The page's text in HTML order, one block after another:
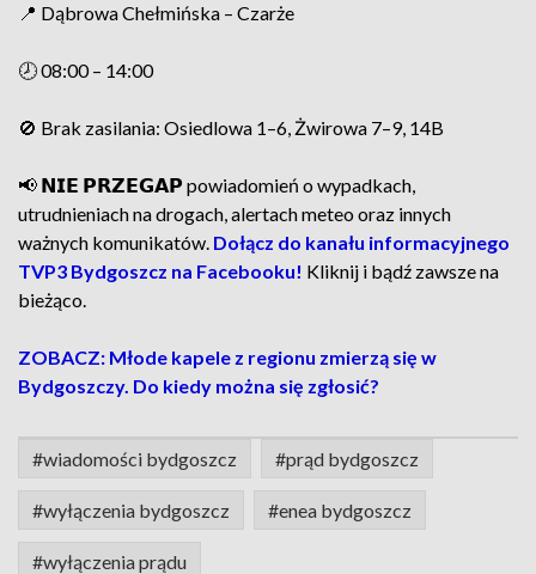
📍 Dąbrowa Chełmińska – Czarże
🕗 08:00 – 14:00
🚫 Brak zasilania: Osiedlowa 1–6, Żwirowa 7–9, 14B
📢 𝗡𝗜𝗘 𝗣𝗥𝗭𝗘𝗚𝗔𝗣 powiadomień o wypadkach,
utrudnieniach na drogach, alertach meteo oraz innych
ważnych komunikatów. Dołącz do kanału informacyjnego
TVP3 Bydgoszcz na Facebooku! Kliknij i bądź zawsze na
bieżąco.
ZOBACZ: Młode kapele z regionu zmierzą się w
Bydgoszczy. Do kiedy można się zgłosić?
#wiadomości bydgoszcz #prąd bydgoszcz
#wyłączenia bydgoszcz #enea bydgoszcz
#wyłączenia prądu